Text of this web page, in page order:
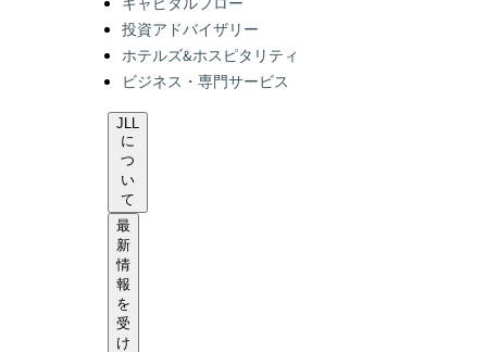
キャピタルフロー
投資アドバイザリー
ホテルズ&ホスピタリティ
ビジネス・専門サービス
JLL
に
つ
い
て
最
新
情
報
を
受
け